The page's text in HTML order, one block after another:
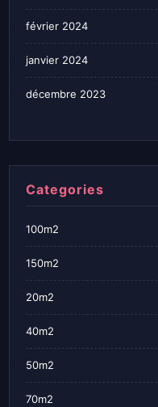
février 2024
janvier 2024
décembre 2023
Categories
100m2
150m2
20m2
40m2
50m2
70m2